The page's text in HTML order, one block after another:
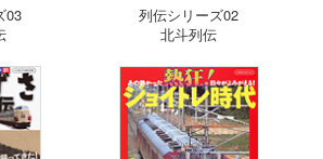
03
列伝シリーズ02
北斗列伝